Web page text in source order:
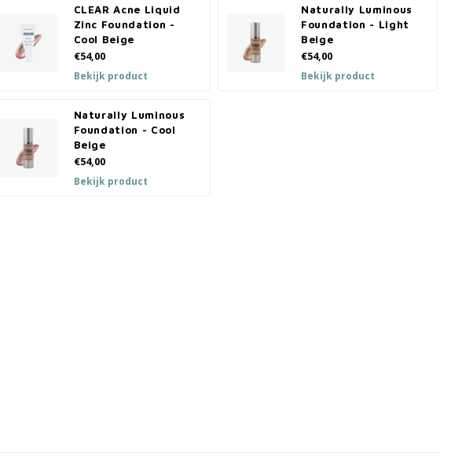
CLEAR Acne Liquid
Zinc Foundation -
Cool Beige
€54,00
Bekijk product
Naturally Luminous
Foundation - Light
Beige
€54,00
Bekijk product
Naturally Luminous
Foundation - Cool
Beige
€54,00
Bekijk product